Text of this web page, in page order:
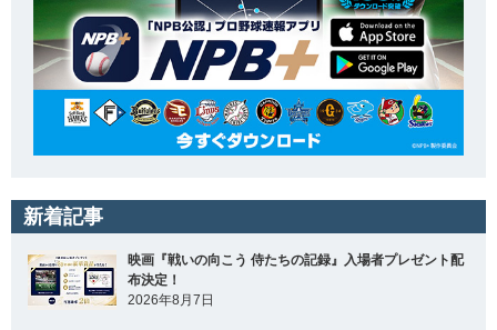
新着記事
映画『戦いの向こう 侍たちの記録』入場者プレゼント配
布決定！
2026年8月7日